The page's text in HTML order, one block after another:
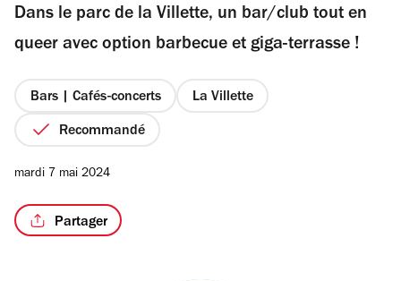
5
étoiles
Dans le parc de la Villette, un bar/club tout en
queer avec option barbecue et giga-terrasse !
Bars | Cafés-concerts La Villette
Recommandé
mardi 7 mai 2024
Partager